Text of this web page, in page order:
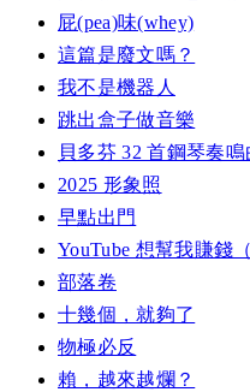
屁(pea)味(whey)
這篇是廢文嗎？
我不是機器人
跳出盒子做音樂
貝多芬 32 首鋼琴奏
2025 形象照
早點出門
YouTube 想幫我賺錢
部落卷
十幾個，就夠了
物極必反
賴，越來越爛？